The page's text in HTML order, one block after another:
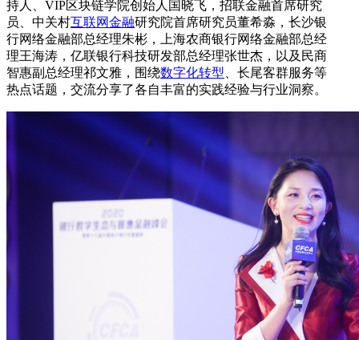
持人、VIP区块链学院创始人国晓飞，招联金融首席研究
员、中关村互联网金融研究院首席研究员董希淼，长沙银
行网络金融部总经理朱彬，上海农商银行网络金融部总经
理王海涛，亿联银行科技研发部总经理张世杰，以及民商
智惠副总经理祁文雅，围绕数字化转型 、长尾客群服务等
热点话题，交流分享了各自丰富的实践经验与行业洞察。